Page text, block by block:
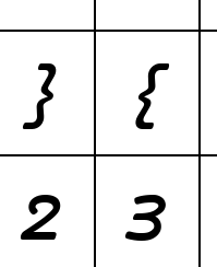
}
{
3
2